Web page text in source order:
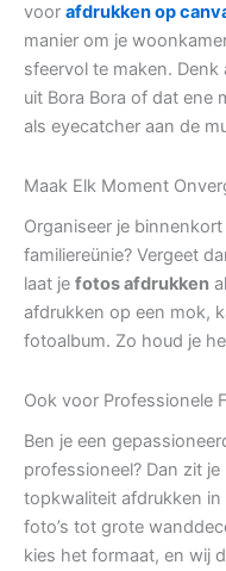
voor afdrukken op
manier om je
sfeervol te maken.
uit Bora Bora of dat ene
als eyecatcher aan de
Maak Elk Moment
Organiseer je
familiereünie? Vergeet
laat je fotos afdrukken
afdrukken op een mok,
fotoalbum. Zo houd je
Ook voor Professionele
Ben je een
professioneel? Dan zit
topkwaliteit afdrukken
foto’s tot grote
kies het formaat, en wij